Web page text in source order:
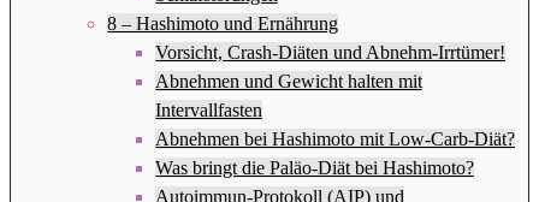
8 – Hashimoto und Ernährung
Vorsicht, Crash-Diäten und Abnehm-Irrtümer!
Abnehmen und Gewicht halten mit
Intervallfasten
Abnehmen bei Hashimoto mit Low-Carb-Diät?
Was bringt die Paläo-Diät bei Hashimoto?
Autoimmun-Protokoll (AIP) und